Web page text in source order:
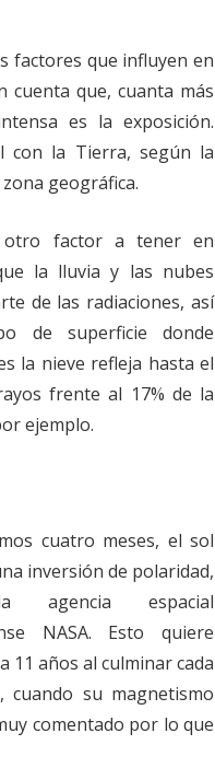
factores que influyen en
cuenta que, cuanta más
es la exposición.
con la Tierra, según la
geográfica.
otro factor a tener en
la lluvia y las nubes
de las radiaciones, así
de superficie donde
la nieve refleja hasta el
frente al 17% de la
ejemplo.
cuatro meses, el sol
inversión de polaridad,
agencia espacial
NASA. Esto quiere
11 años al culminar cada
su magnetismo
comentado por lo que